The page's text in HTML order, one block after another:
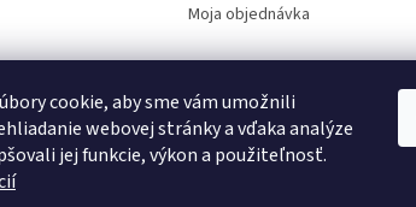
cookie, aby sme vám umožnili
webovej stránky a vďaka analýze
jej funkcie, výkon a použiteľnosť.
Moja objednávka
pre všetkých Pricemania.sk – Porovnanie cien